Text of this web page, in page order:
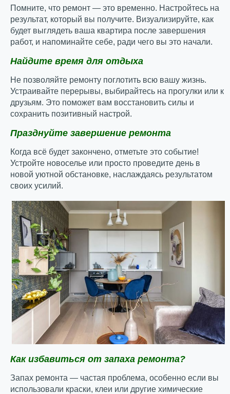
Помните, что ремонт — это временно. Настройтесь на
результат, который вы получите. Визуализируйте, как
будет выглядеть ваша квартира после завершения
работ, и напоминайте себе, ради чего вы это начали.
Найдите время для отдыха
Не позволяйте ремонту поглотить всю вашу жизнь.
Устраивайте перерывы, выбирайтесь на прогулки или к
друзьям. Это поможет вам восстановить силы и
сохранить позитивный настрой.
Празднуйте завершение ремонта
Когда всё будет закончено, отметьте это событие!
Устройте новоселье или просто проведите день в
новой уютной обстановке, наслаждаясь результатом
своих усилий.
Как избавиться от запаха ремонта?
Запах ремонта — частая проблема, особенно если вы
использовали краски, клеи или другие химические